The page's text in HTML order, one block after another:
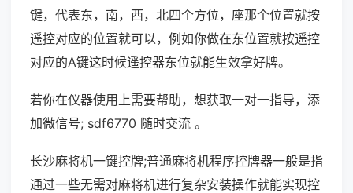
键，代表东，南，西，北四个方位，座那个位置就按
遥控对应的位置就可以，例如你做在东位置就按遥控
对应的A键这时候遥控器东位就能生效拿好牌。
若你在仪器使用上需要帮助，想获取一对一指导，添
加微信号; sdf6770 随时交流 。
长沙麻将机一键控牌;普通麻将机程序控牌器一般是指
通过一些无需对麻将机进行复杂安装操作就能实现控